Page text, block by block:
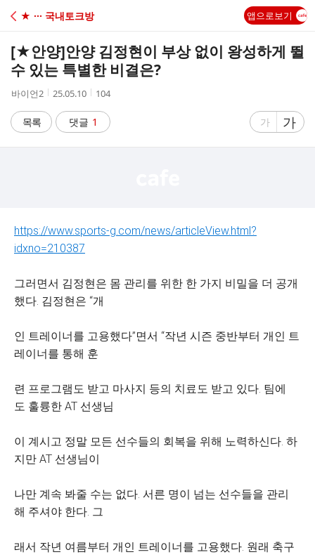
C
A
★ ··· 국내토크방 앱으로보기
[★안양]안양 김정현이 부상 없이 왕성하게 뛸
수 있는 특별한 비결은?
작
자
바이언2
작
시
간
25.05.10
조
수
104
목록 댓글 1
글
가
글
자
가
https://www.sports-g.com/news/articleView.html?
idxno=210387
그러면서 김정현은 몸 관리를 위한 한 가지 비밀을 더 공개
했다. 김정현은 “개
인 트레이너를 고용했다”면서 “작년 시즌 중반부터 개인 트
레이너를 통해 훈
련 프로그램도 받고 마사지 등의 치료도 받고 있다. 팀에
도 훌륭한 AT 선생님
이 계시고 정말 모든 선수들의 회복을 위해 노력하신다. 하
지만 AT 선생님이
나만 계속 봐줄 수는 없다. 서른 명이 넘는 선수들을 관리
해 주셔야 한다. 그
래서 작년 여름부터 개인 트레이너를 고용했다. 원래 축구